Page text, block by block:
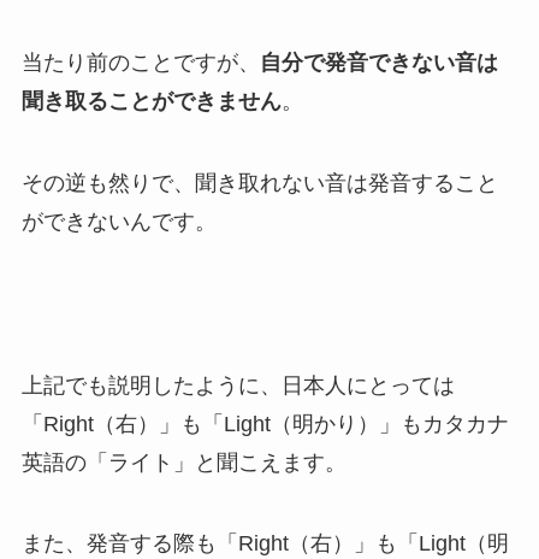
当たり前のことですが、
自分で発音できない音は
聞き取ることができません。
その逆も然りで、聞き取れない音は発音すること
ができないんです。
上記でも説明したように、日本人にとっては
「Right（右）」も「Light（明かり）」もカタカナ
英語の「ライト」と聞こえます。
また、発音する際も「Right（右）」も「Light（明